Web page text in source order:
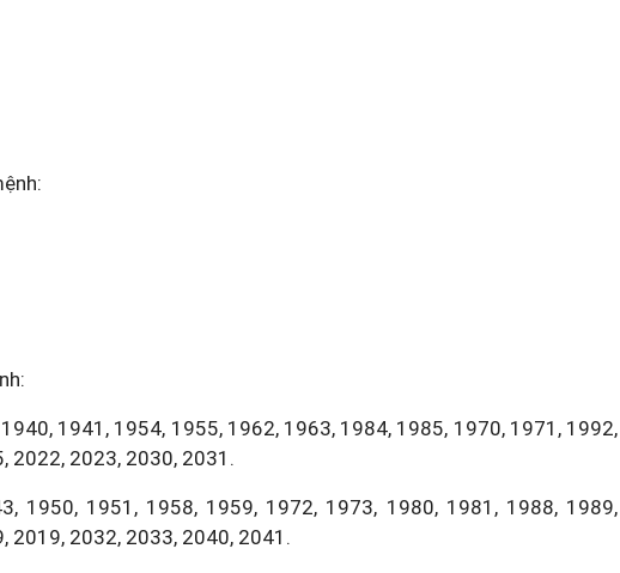
1941, 1954, 1955, 1962, 1963, 1984, 1985, 1970, 1971, 1992,
2022, 2023, 2030, 2031.
1950, 1951, 1958, 1959, 1972, 1973, 1980, 1981, 1988, 1989,
2019, 2032, 2033, 2040, 2041.